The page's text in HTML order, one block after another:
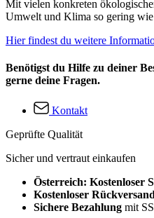
Mit vielen konkreten
Umwelt und Klima so gering
Hier findest du weitere
Benötigst du Hilfe zu deiner
gerne deine Fragen.
Kontakt
Geprüfte Qualität
Sicher und vertraut einkaufen
Österreich: Kostenloser
Kostenloser
Sichere Bezahlung mit